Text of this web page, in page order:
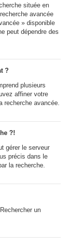
située en
avancée
» disponible
peut dépendre des
?
plusieurs
affiner votre
recherche avancée.
?!
gérer le serveur
précis dans le
la recherche.
un